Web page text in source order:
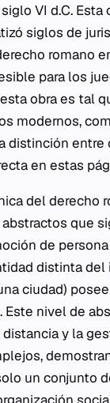
VI d.C. Esta
siglos de
romano
para los
obra es tal
modernos,
distinción entre
en estas
del derecho
que
de persona
distinta del
ciudad)
Este nivel de
y la
un conjunto